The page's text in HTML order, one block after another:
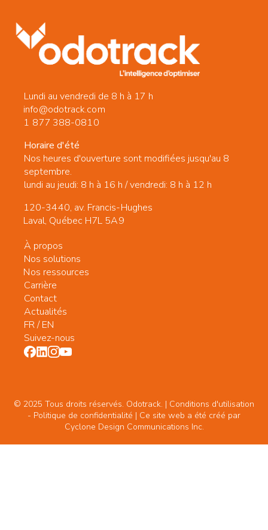
Lundi au vendredi de 8 h à 17 h
info@odotrack.com
1 877 388-0810
Horaire d'été
Nos heures d'ouverture sont modifiées jusqu'au 8
septembre.
lundi au jeudi: 8 h à 16 h / vendredi: 8 h à 12 h
120-3440, av. Francis-Hughes
Laval, Québec H7L 5A9
À propos
Nos solutions
Nos ressources
Carrière
Contact
Actualités
FR/EN
Suivez-nous
© 2025 Tous droits réservés. Odotrack. | Conditions d'utilisation
- Politique de confidentialité | Ce site web a été créé par
Cyclone Design Communications Inc.